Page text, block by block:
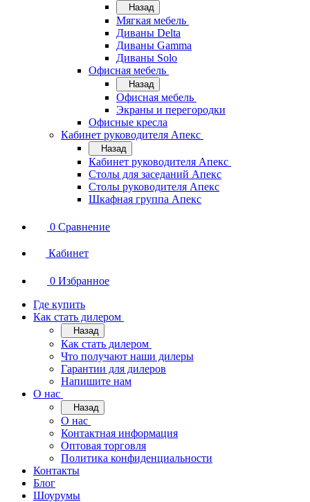
Назад
Мягкая мебель
Диваны Delta
Диваны Gamma
Диваны Solo
Офисная мебель
Назад
Офисная мебель
Экраны и перегородки
Офисные кресла
Кабинет руководителя Апекс
Назад
Кабинет руководителя Апекс
Столы для заседаний Апекс
Столы руководителя Апекс
Шкафная группа Апекс
0 Сравнение
Кабинет
0 Избранное
Где купить
Как стать дилером
Назад
Как стать дилером
Что получают наши дилеры
Гарантии для дилеров
Напишите нам
О нас
Назад
О нас
Контактная информация
Оптовая торговля
Политика конфиденциальности
Контакты
Блог
Шоурумы